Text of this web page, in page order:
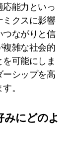
能力といっ
ミクスに影響
つながりと信
複雑な社会的
可能にしま
ーシップを高
。
みにどのよ